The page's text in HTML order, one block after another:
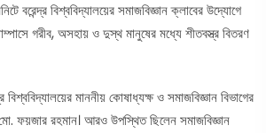
বরেন্দ্র বিশ্ববিদ্যালয়ের সমাজবিজ্ঞান ক্লাবের উদ্যোগে
গরীব, অসহায় ও দুস্থ মানুষের মধ্যে শীতবস্ত্র বিতরণ
মাননীয় কোষাধ্যক্ষ ও সমাজবিজ্ঞান বিভাগের
ফয়জার রহমান। আরও উপস্থিত ছিলেন সমাজবিজ্ঞান